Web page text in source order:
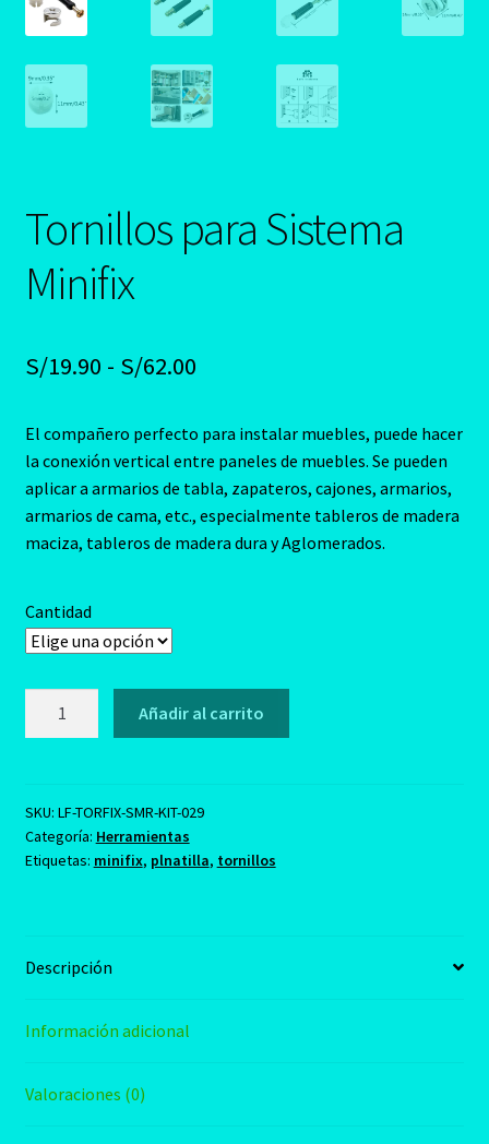
Tornillos para Sistema
Minifix
S/19.90 - S/62.00Rango
precios:
desde
S/19.90
El compañero perfecto para instalar muebles, puede hacer
la conexión vertical entre paneles de muebles. Se pueden
aplicar a armarios de tabla, zapateros, cajones, armarios,
armarios de cama, etc., especialmente tableros de madera
maciza, tableros de madera dura y Aglomerados.
Cantidad
cantidad
Añadir al carrito
SKU: LF-TORFIX-SMR-KIT-029
Categoría: Herramientas
Etiquetas: minifix, plnatilla, tornillos
Descripción
Información adicional
Valoraciones (0)